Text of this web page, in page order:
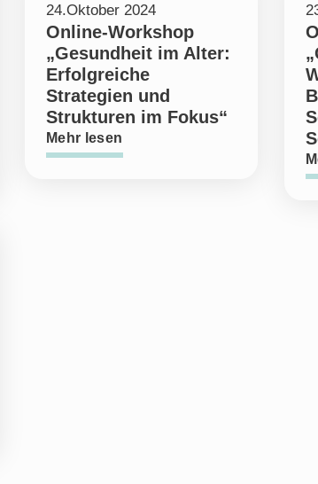
24.Oktober 2024
Online-Workshop
„Gesundheit im Alter:
Erfolgreiche
Strategien und
Strukturen im Fokus“
Mehr lesen